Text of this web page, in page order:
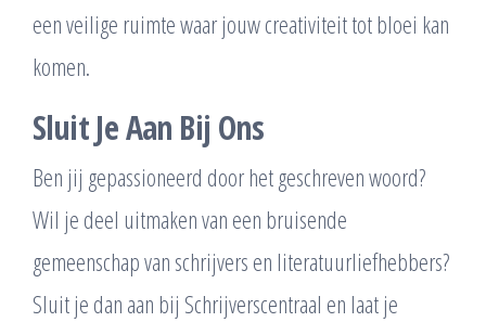
een veilige ruimte waar jouw creativiteit tot bloei kan
komen.
Sluit Je Aan Bij Ons
Ben jij gepassioneerd door het geschreven woord?
Wil je deel uitmaken van een bruisende
gemeenschap van schrijvers en literatuurliefhebbers?
Sluit je dan aan bij Schrijverscentraal en laat je